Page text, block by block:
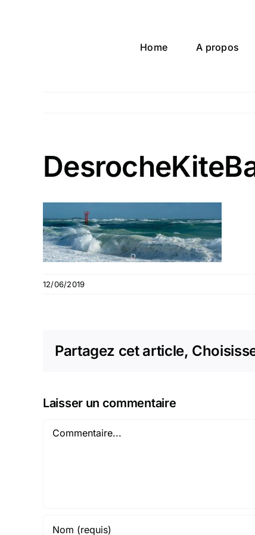
Home A propos
12/06/2019
Partagez cet article,
Laisser un commentaire
Commentaire